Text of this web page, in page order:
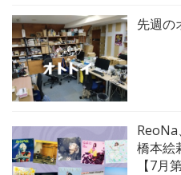
先週の
ReoNa
橋本絵
【7月